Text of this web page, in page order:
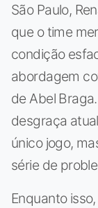
São Paulo,
que o time
condição
abordagem
de Abel
desgraça
único jogo,
série de
Enquanto